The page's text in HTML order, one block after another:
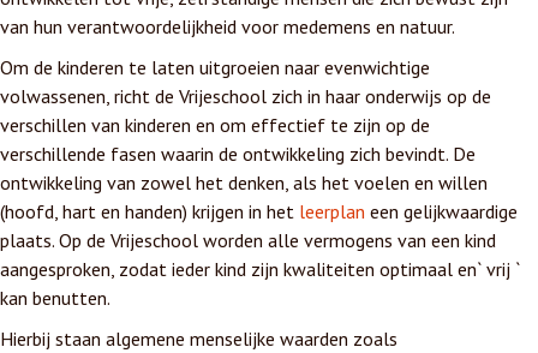
van hun verantwoordelijkheid voor medemens en natuur.
Om de kinderen te laten uitgroeien naar evenwichtige
volwassenen, richt de Vrijeschool zich in haar onderwijs op de
verschillen van kinderen en om effectief te zijn op de
verschillende fasen waarin de ontwikkeling zich bevindt. De
ontwikkeling van zowel het denken, als het voelen en willen
(hoofd, hart en handen) krijgen in het leerplan een gelijkwaardige
plaats. Op de Vrijeschool worden alle vermogens van een kind
aangesproken, zodat ieder kind zijn kwaliteiten optimaal en` vrij `
kan benutten.
Hierbij staan algemene menselijke waarden zoals